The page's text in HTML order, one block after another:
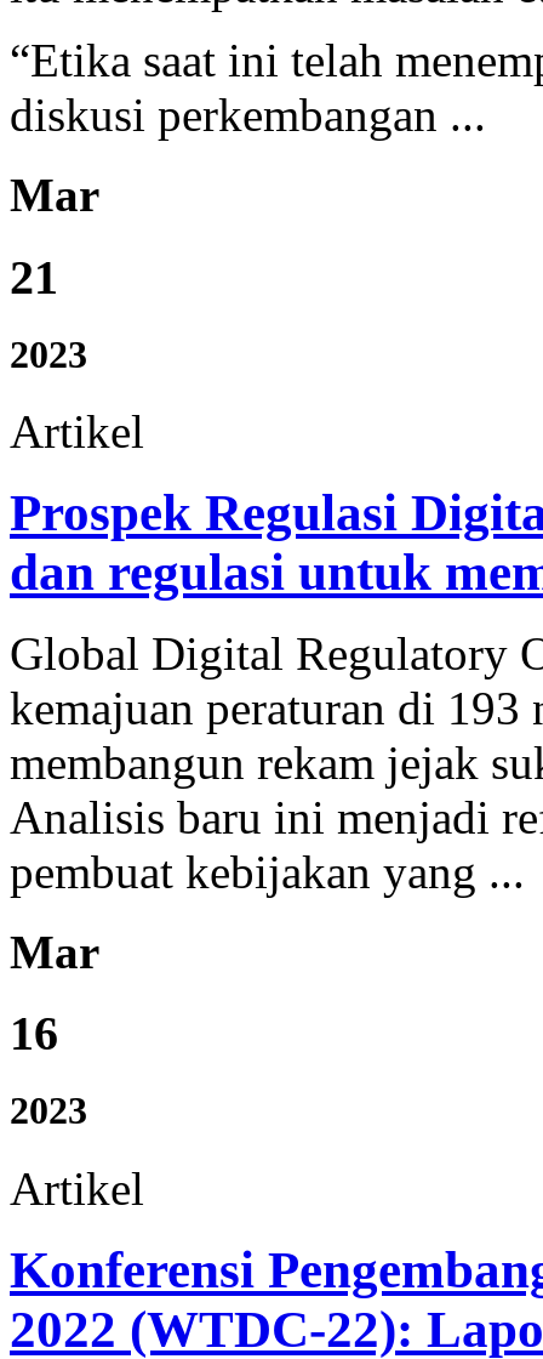
“Etika saat ini telah
diskusi perkembangan ...
Mar
21
2023
Artikel
Prospek Regulasi
dan regulasi untuk
Global Digital Regulatory
kemajuan peraturan di 193
membangun rekam jejak
Analisis baru ini menjadi
pembuat kebijakan yang ...
Mar
16
2023
Artikel
Konferensi
2022 (WTDC-22):